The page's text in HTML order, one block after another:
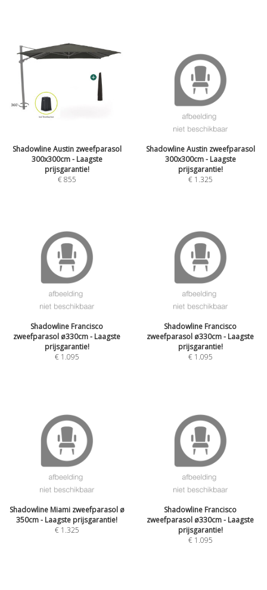
Shadowline Austin zweefparasol
300x300cm - Laagste
prijsgarantie!
€855
Shadowline Austin zweefparasol
300x300cm - Laagste
prijsgarantie!
€ 1.325
Shadowline Francisco
zweefparasol ø330cm - Laagste
prijsgarantie!
€ 1.095
Shadowline Francisco
zweefparasol ø330cm - Laagste
prijsgarantie!
€ 1.095
Shadowline Miami zweefparasol ø
350cm - Laagste prijsgarantie!
€ 1.325
Shadowline Francisco
zweefparasol ø330cm - Laagste
prijsgarantie!
€ 1.095